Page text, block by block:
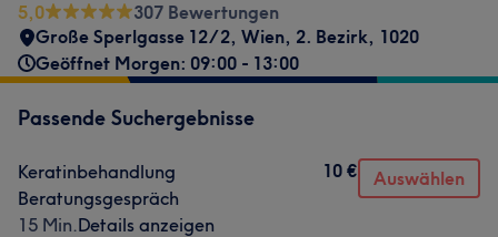
5,0
307 Bewertungen
Große Sperlgasse 12/2, Wien, 2. Bezirk, 1020
Geöffnet Morgen: 09:00 - 13:00
Passende Suchergebnisse
Keratinbehandlung
Beratungsgespräch
15 Min.Details anzeigen
10 € Auswählen